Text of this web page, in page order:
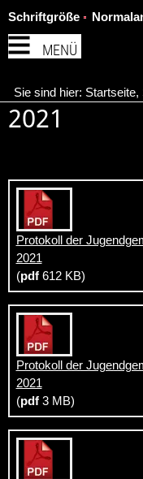
MENÜ
Schriftgröße
Sie sind hier: Startseite,
2021
Protokoll der
2021
(pdf612 KB)
Protokoll der
2021
(pdf3 MB)